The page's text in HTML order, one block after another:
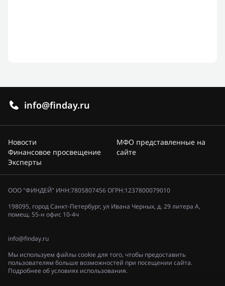
info@finday.ru
Новости
Финансовое просвещение
Эксперты
МФО представленные на
сайте
ООО "ФИНДЕЙ" ИНН:7805807456 ОГРН:1237800079010
198095, город Санкт-Петербург, ул Ивана Черных, д. 29 литера А,
помещ. 55-н офис 10-4ч
info@finday.ru
Мы используем файлы cookie для того, чтобы предоставить
пользователям больше возможностей при посещении сайта.
Подробнее об условиях использования.